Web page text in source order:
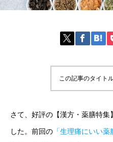
この記事のタイト
さて、好評の【漢方・薬膳特
した。前回の 「生理痛にいい薬